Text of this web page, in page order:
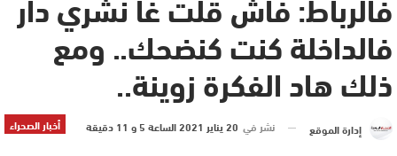
فالداخلة كنت كنضحك.. ومع
ذلك هاد الفكرة زوينة..
أخبار الصحراء إدارة الموقع نشر في 20 يناير 2021 الساعة 5 و 11 دقيقة